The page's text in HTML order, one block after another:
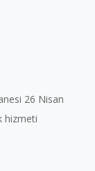
26 Nisan
hizmeti